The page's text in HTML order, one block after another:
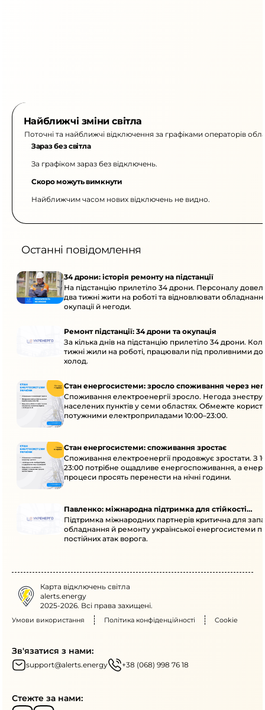
Найближчі зміни світла
Поточні та найближчі відключення за графіками операторів
Зараз без світла
За графіком зараз без відключень.
Скоро можуть вимкнути
Найближчим часом нових відключень не видно.
Останні повідомлення
34 дрони: історія ремонту на підстанції
На підстанцію прилетіло 34 дрони. Персоналу
два тижні жити на роботі та відновлювати
окупації й негоди.
Ремонт підстанції: 34 дрони та окупація
За кілька днів на підстанцію прилетіло 34 дрони.
тижні жили на роботі, працювали під проливними
холод.
Стан енергосистеми: зросло споживання через
Споживання електроенергії зросло. Негода
населених пунктів у семи областях. Обмежте
потужними електроприладами 10:00–23:00.
Стан енергосистеми: споживання зростає
Споживання електроенергії продовжує зростати. З
23:00 потрібне ощадливе енергоспоживання, а
процеси просять перенести на нічні години.
Павленко: міжнародна підтримка для стійкості
енергосистеми
Підтримка міжнародних партнерів критична для
обладнання й ремонту української енергосистеми
постійних атак ворога.
Карта відключень світла
alerts.energy
2025-2026. Всі права захищені.
Умови використання Політика конфіденційності Cookie
Зв'язатися з нами:
support@alerts.energy +38 (068) 998 76 18
Стежте за нами: